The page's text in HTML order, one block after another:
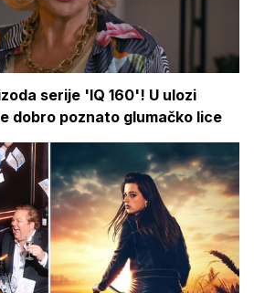
serije 'IQ 160'! U ulozi
dobro poznato glumačko lice